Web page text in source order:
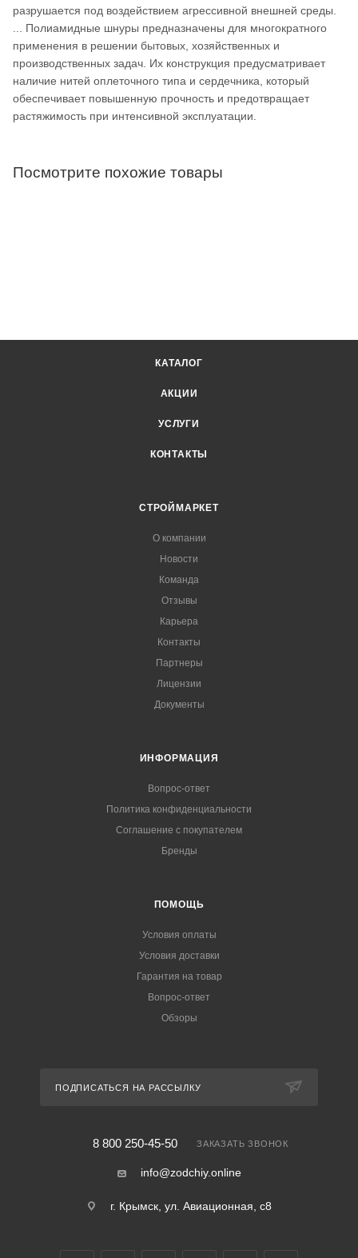
разрушается под воздействием агрессивной внешней среды.
... Полиамидные шнуры предназначены для многократного
применения в решении бытовых, хозяйственных и
производственных задач. Их конструкция предусматривает
наличие нитей оплеточного типа и сердечника, который
обеспечивает повышенную прочность и предотвращает
растяжимость при интенсивной эксплуатации.
Посмотрите похожие товары
КАТАЛОГ
АКЦИИ
УСЛУГИ
КОНТАКТЫ
СТРОЙМАРКЕТ
О компании
Новости
Команда
Отзывы
Карьера
Контакты
Партнеры
Лицензии
Документы
ИНФОРМАЦИЯ
Вопрос-ответ
Политика конфиденциальности
Соглашение с покупателем
Бренды
ПОМОЩЬ
Условия оплаты
Условия доставки
Гарантия на товар
Вопрос-ответ
Обзоры
ПОДПИСАТЬСЯ НА РАССЫЛКУ
8 800 250-45-50 ЗАКАЗАТЬ ЗВОНОК
info@zodchiy.online
г. Крымск, ул. Авиационная, с8